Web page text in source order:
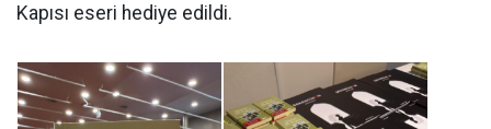
Kapısı eseri hediye edildi.